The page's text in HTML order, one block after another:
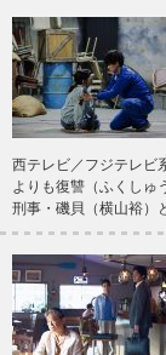
西テレビ／フジテレ
よりも復讐（ふくしゅ
刑事・磯貝（横山裕）